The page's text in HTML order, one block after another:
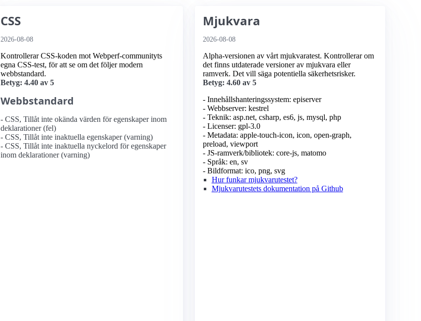
CSS
2026-08-08
Kontrollerar CSS-koden mot Webperf-communityts
egna CSS-test, för att se om det följer modern
webbstandard.
Betyg: 4.40 av 5
Webbstandard
- CSS, Tillåt inte okända värden för egenskaper inom
deklarationer (fel)
- CSS, Tillåt inte inaktuella egenskaper (varning)
- CSS, Tillåt inte inaktuella nyckelord för egenskaper
inom deklarationer (varning)
Mjukvara
2026-08-08
Alpha-versionen av vårt mjukvaratest. Kontrollerar om
det finns utdaterade versioner av mjukvara eller
ramverk. Det vill säga potentiella säkerhetsrisker.
Betyg: 4.60 av 5
- Innehållshanteringssystem: episerver
- Webbserver: kestrel
- Teknik: asp.net, csharp, es6, js, mysql, php
- Licenser: gpl-3.0
- Metadata: apple-touch-icon, icon, open-graph,
preload, viewport
- JS-ramverk/bibliotek: core-js, matomo
- Språk: en, sv
- Bildformat: ico, png, svg
Hur funkar mjukvarutestet?
Mjukvarutestets dokumentation på Github